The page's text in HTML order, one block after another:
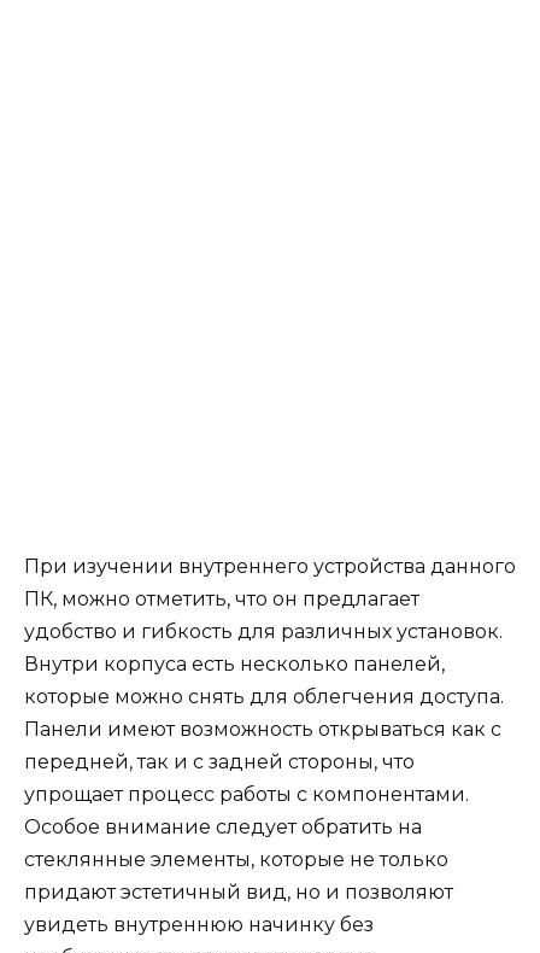
При изучении внутреннего устройства данного
ПК, можно отметить, что он предлагает
удобство и гибкость для различных установок.
Внутри корпуса есть несколько панелей,
которые можно снять для облегчения доступа.
Панели имеют возможность открываться как с
передней, так и с задней стороны, что
упрощает процесс работы с компонентами.
Особое внимание следует обратить на
стеклянные элементы, которые не только
придают эстетичный вид, но и позволяют
увидеть внутреннюю начинку без